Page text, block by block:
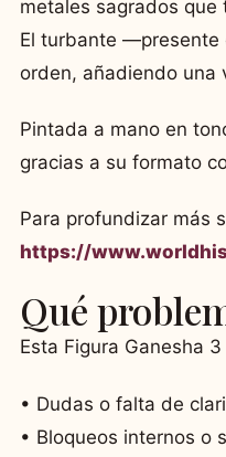
metales sagrados
El turbante —presente
orden, añadiendo una
Pintada a mano en
gracias a su formato
Para profundizar más
https://
Qué
Esta Figura Ganesha
• Dudas o falta de
• Bloqueos internos o